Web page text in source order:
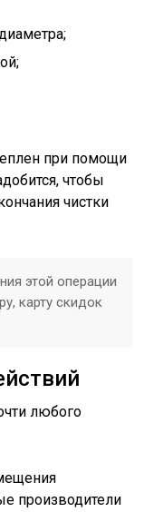
при помощи
чтобы
чистки
этой операции
карту скидок
любого
производители